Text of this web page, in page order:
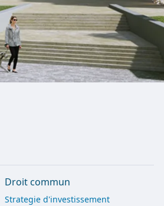
Droit commun
Strategie d'investissement